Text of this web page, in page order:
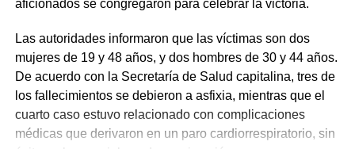
aficionados se congregaron para celebrar la victoria.
Las autoridades informaron que las víctimas son dos
mujeres de 19 y 48 años, y dos hombres de 30 y 44 años.
De acuerdo con la Secretaría de Salud capitalina, tres de
los fallecimientos se debieron a asfixia, mientras que el
cuarto caso estuvo relacionado con complicaciones
médicas que derivaron en un paro cardiorrespiratorio, sin